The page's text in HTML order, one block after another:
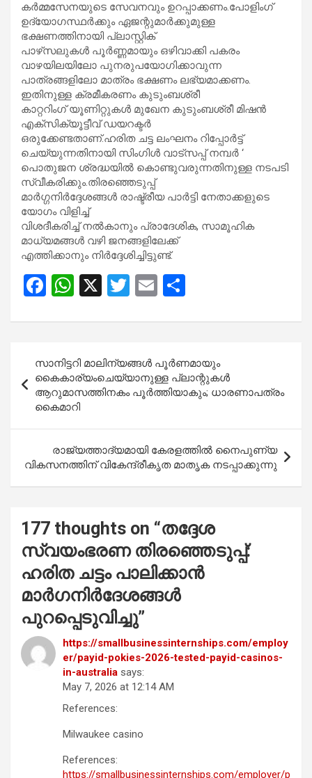
കർമ്മസേനയുടെ സേവനവും ഉറപ്പാക്കണം.പോളിംഗ്
ഉദ്യോഗസ്ഥർക്കും ഏജന്റുമാർക്കുമുള്ള
ഭക്ഷണത്തിനായി പ്ലാസ്റ്റിക്
പാഴ്‌സലുകൾ പൂർണ്ണമായും ഒഴിവാക്കി പകരം
വാഴയിലയിലോ പുനരുപയോഗിക്കാവുന്ന
പാത്രങ്ങളിലോ മാത്രം ഭക്ഷണം ലഭ്യമാക്കണം.
ഇതിനുള്ള ക്രമീകരണം കുടുംബശ്രീ
കാറ്ററിംഗ് യൂണിറ്റുകൾ മുഖേന കുടുംബശ്രീ മിഷൻ
എക്‌സിക്യൂട്ടീവ് ഡയറക്ടർ
ഒരുക്കേണ്ടതാണ്.ഹരിത ചട്ട ലംഘനം റിപ്പോർട്ട്
ചെയ്യുന്നതിനായി സിംഗിൾ വാട്‌സപ്പ് നമ്പർ ‘
പൊതുജന ശ്രദ്ധയിൽ കൊണ്ടുവരുന്നതിനുള്ള നടപടി
സ്വീകരിക്കും.തിരഞ്ഞെടുപ്പ്
മാർഗ്ഗനിർദ്ദേശങ്ങൾ രാഷ്ട്രീയ പാർട്ടി നേതാക്കളുടെ
യോഗം വിളിച്ച്
വിശദീകരിച്ച് നൽകാനും പ്രാദേശിക, സാമൂഹിക
മാധ്യമങ്ങൾ വഴി ജനങ്ങളിലേക്ക്
എത്തിക്കാനും നിർദ്ദേശിച്ചിട്ടുണ്ട്.
F
ce
o
o
k
W
at
s
A
p
p
X
T
tt
er
E
ail ar
navigation
സാനിട്ടറി മാലിന്യങ്ങൾ പൂർണമായും
കൈകാര്യംചെയ്യാനുള്ള പ്ലാന്റുകൾ
ആറുമാസത്തിനകം പൂർത്തിയാകും; ധാരണാപത്രം
കൈമാറി
രാജ്യത്താദ്യമായി കേരളത്തിൽ നൈപുണ്യ
വികസനത്തിന് വികേന്ദ്രീകൃത മാതൃക നടപ്പാക്കുന്നു
177 thoughts on “തദ്ദേശ
സ്വയംഭരണ തിരഞ്ഞെടുപ്പ്:
ഹരിത ചട്ടം പാലിക്കാൻ
മാർഗനിർദേശങ്ങൾ
പുറപ്പെടുവിച്ചു”
https://smallbusinessinternships.com/employ
er/payid-pokies-2026-tested-payid-casinos-
in-australia says:
May 7, 2026 at 12:14 AM
References:
Milwaukee casino
References:
https://smallbusinessinternships.com/employer/p